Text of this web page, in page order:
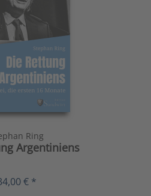
Ring
Argentiniens
€ *